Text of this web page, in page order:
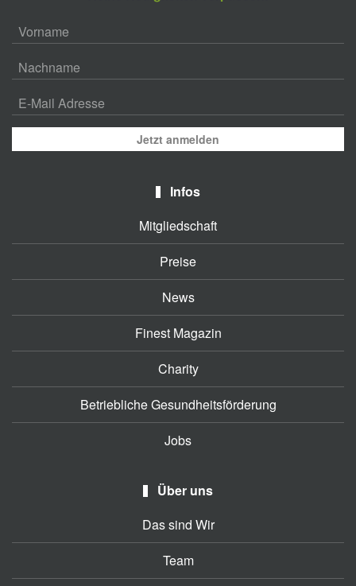
Jetzt anmelden
Infos
Mitgliedschaft
Preise
News
Finest Magazin
Charity
Betriebliche Gesundheitsförderung
Jobs
Über uns
Das sind Wir
Team